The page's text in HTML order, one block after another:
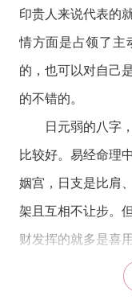
印贵人来说代表的
情方面是占领了主
的，也可以对自己
的不错的。
日元弱的八字，
比较好。易经命理
姻宫，日支是比肩
架且互相不让步。
财发挥的就多是喜
妻同心，同甘共苦
岁月遇见"三合